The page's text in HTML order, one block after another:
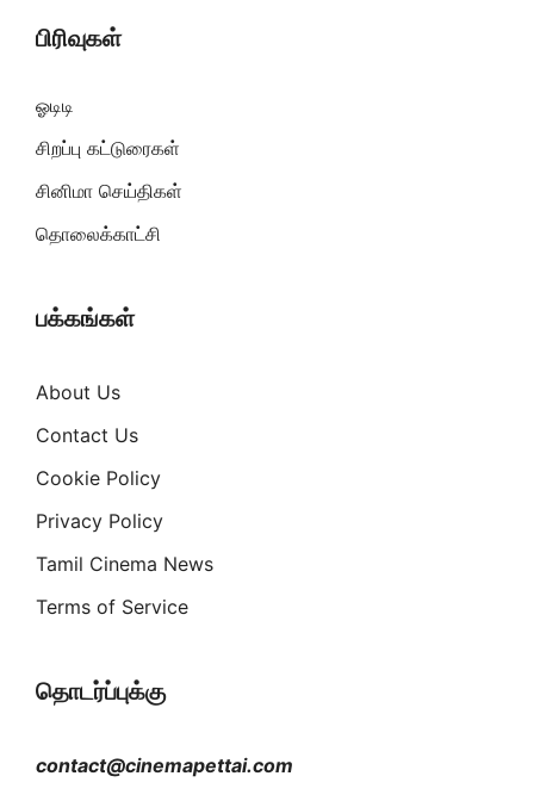
பிரிவுகள்
ஓடிடி
சிறப்பு கட்டுரைகள்
சினிமா செய்திகள்
தொலைக்காட்சி
பக்கங்கள்
About Us
Contact Us
Cookie Policy
Privacy Policy
Tamil Cinema News
Terms of Service
தொடர்ப்புக்கு
contact@cinemapettai.com